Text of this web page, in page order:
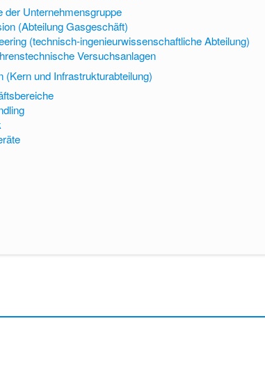
der Unternehmensgruppe
(Abteilung Gasgeschäft)
(technisch-ingenieurwissenschaftliche Abteilung)
Versuchsanlagen
(Kern und Infrastrukturabteilung)